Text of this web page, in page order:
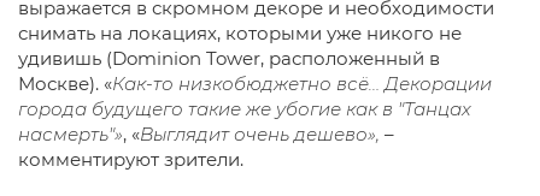
выражается в скромном декоре и необходимости
снимать на локациях, которыми уже никого не
удивишь (Dominion Tower, расположенный в
Москве). «Как-то низкобюджетно всё… Декорации
города будущего такие же убогие как в "Танцах
насмерть"», «Выглядит очень дешево», –
комментируют зрители.